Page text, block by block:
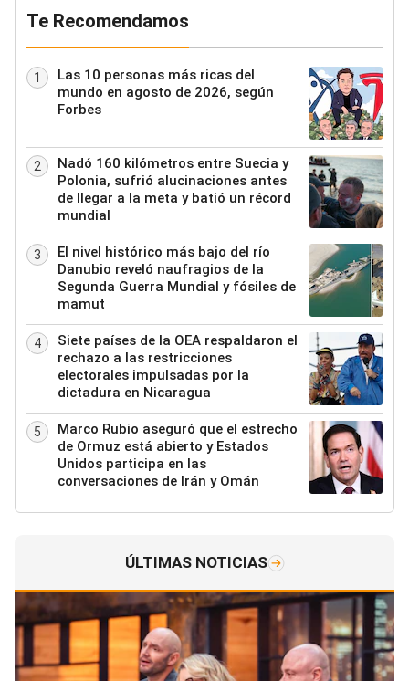
Te Recomendamos
1
Las 10 personas más ricas del
mundo en agosto de 2026, según
Forbes
2
Nadó 160 kilómetros entre Suecia y
Polonia, sufrió alucinaciones antes
de llegar a la meta y batió un récord
mundial
3
El nivel histórico más bajo del río
Danubio reveló naufragios de la
Segunda Guerra Mundial y fósiles de
mamut
4
Siete países de la OEA respaldaron el
rechazo a las restricciones
electorales impulsadas por la
dictadura en Nicaragua
5
Marco Rubio aseguró que el estrecho
de Ormuz está abierto y Estados
Unidos participa en las
conversaciones de Irán y Omán
ÚLTIMAS NOTICIAS